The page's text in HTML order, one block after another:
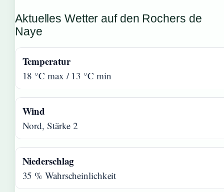
Aktuelles Wetter auf den Rochers de
Naye
Temperatur
18 °C max / 13 °C min
Wind
Nord, Stärke 2
Niederschlag
35 % Wahrscheinlichkeit